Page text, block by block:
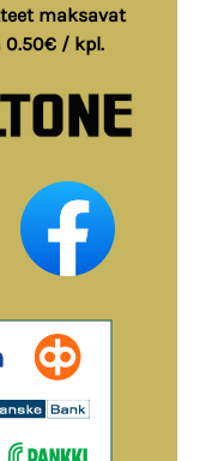
maksavat
0.50€ / kpl.